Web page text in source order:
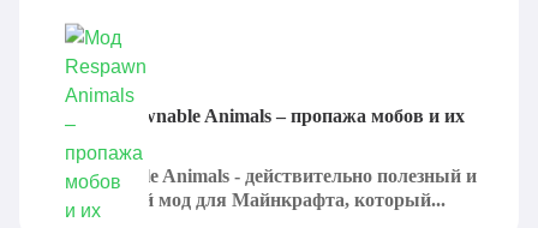
Мод Respawnable Animals – пропажа мобов и их
Respawnable Animals - действительно полезный и
интересный мод для Майнкрафта, который...